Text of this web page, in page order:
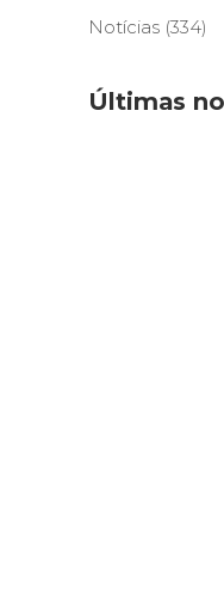
Notícias (334)
Últimas